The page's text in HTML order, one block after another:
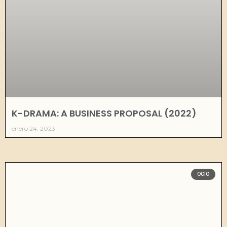
K-DRAMA: A BUSINESS PROPOSAL (2022)
enero 24, 2023
OCIO